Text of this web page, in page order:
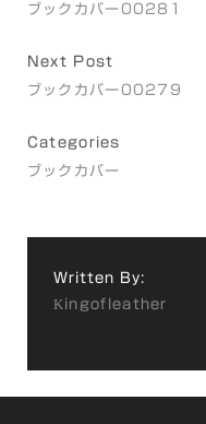
ブックカバー00281
Next Post
ブックカバー00279
Categories
ブックカバー
Written By:
Kingofleather